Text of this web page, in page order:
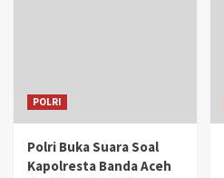
POLRI
Polri Buka Suara Soal
Kapolresta Banda Aceh